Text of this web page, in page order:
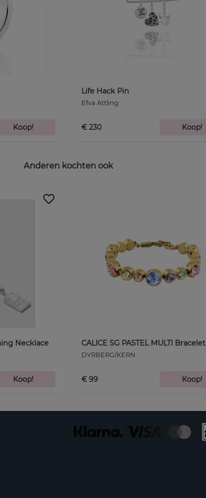
Koop!
Life Hack Pin
Efva Attling
€ 230 Koop!
Anderen kochten ook
Necklace
Koop!
CALICE SG PASTEL MULTI Bracelet
DYRBERG/KERN
€ 99 Koop!